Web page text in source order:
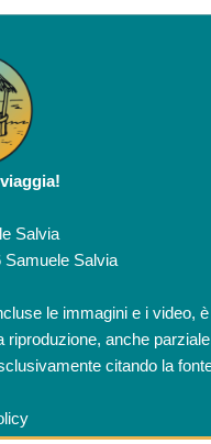
Salvia
Salvia
le immagini e i video, è
riproduzione, anche
citando la